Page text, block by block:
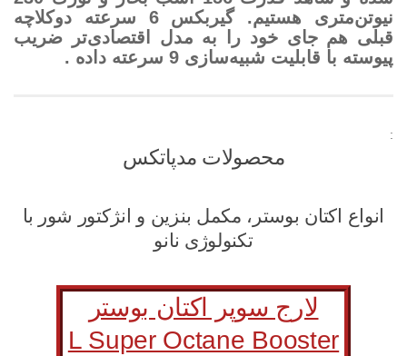
نیوتن‌متری هستیم. گیربکس 6 سرعته دوکلاچه
قبلی هم جای خود را به مدل اقتصادی‌تر ضریب‌
پیوسته با قابلیت شبیه‌سازی 9 سرعته داده .
:
محصولات مدپاتکس
انواع اکتان بوستر، مکمل بنزین و انژکتور شور با
تکنولوژی نانو
لارج سوپر اکتان بوستر
L Super Octane Booster